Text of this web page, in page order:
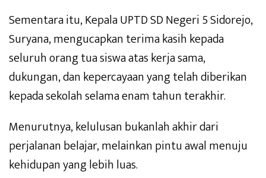
Sementara itu, Kepala UPTD SD Negeri 5 Sidorejo,
Suryana, mengucapkan terima kasih kepada
seluruh orang tua siswa atas kerja sama,
dukungan, dan kepercayaan yang telah diberikan
kepada sekolah selama enam tahun terakhir.
Menurutnya, kelulusan bukanlah akhir dari
perjalanan belajar, melainkan pintu awal menuju
kehidupan yang lebih luas.